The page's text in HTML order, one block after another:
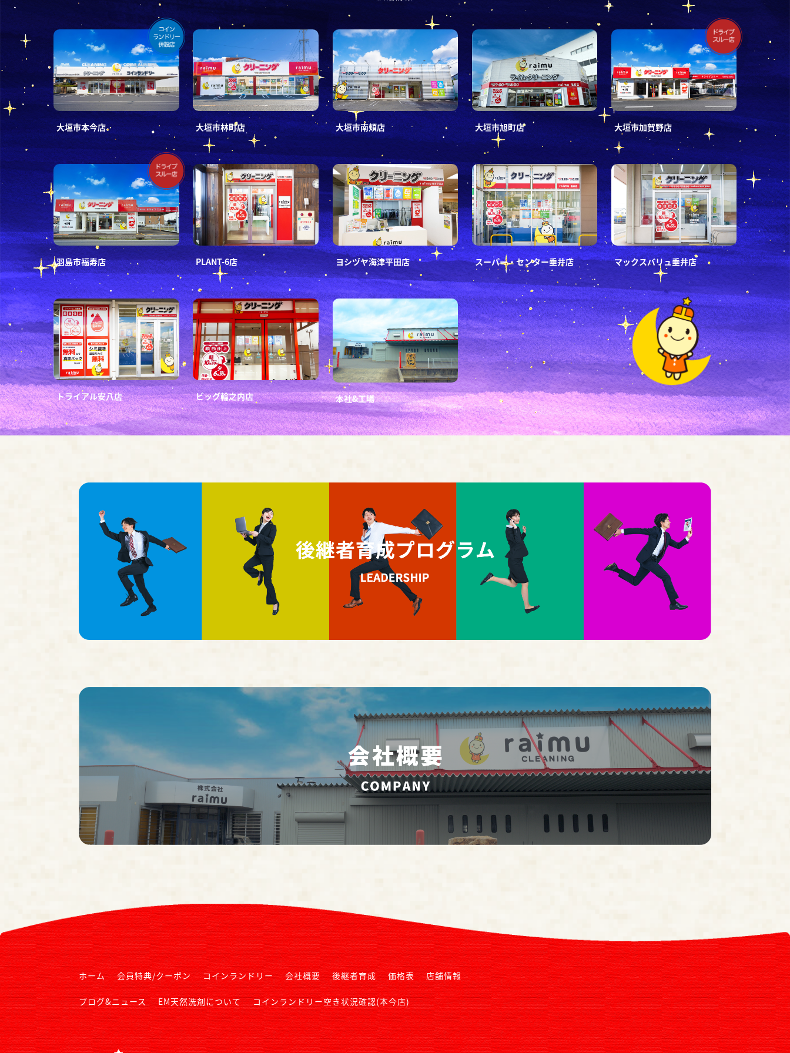
大垣市本今店 大垣市林町店 大垣市南頬店 大垣市旭町店 大垣市加賀野店
羽島市福寿店 PLANT-6店 ヨシヅヤ海津平田店 スーパー・センター垂井店 マックスバリュ垂井店
トライアル安八店 ビッグ輪之内店 本社&工場
ホーム 会員特典/クーポン コインランドリー 会社概要 後継者育成 価格表 店舗情報
ブログ&ニュース EM天然洗剤について コインランドリー空き状況確認(本今店)